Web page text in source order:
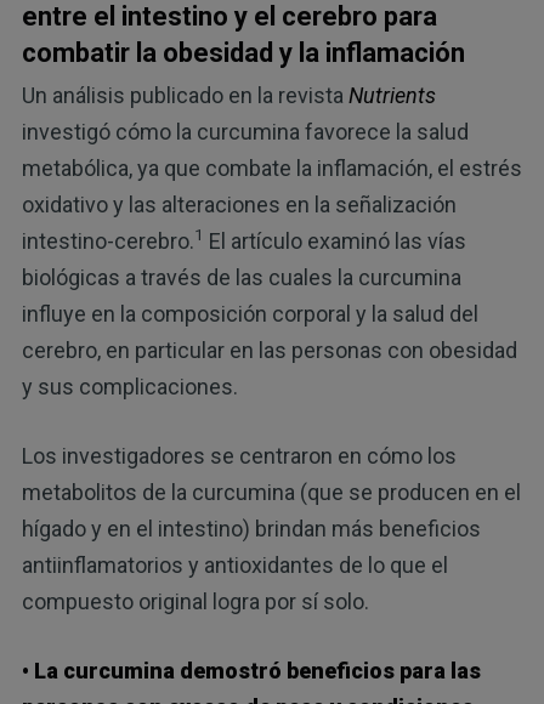
entre el intestino y el cerebro para
combatir la obesidad y la inflamación
Un análisis publicado en la revista Nutrients
investigó cómo la curcumina favorece la salud
metabólica, ya que combate la inflamación, el estrés
oxidativo y las alteraciones en la señalización
intestino-cerebro.1 El artículo examinó las vías
biológicas a través de las cuales la curcumina
influye en la composición corporal y la salud del
cerebro, en particular en las personas con obesidad
y sus complicaciones.
Los investigadores se centraron en cómo los
metabolitos de la curcumina (que se producen en el
hígado y en el intestino) brindan más beneficios
antiinflamatorios y antioxidantes de lo que el
compuesto original logra por sí solo.
• La curcumina demostró beneficios para las